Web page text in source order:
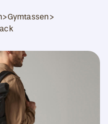
>Gymtassen>